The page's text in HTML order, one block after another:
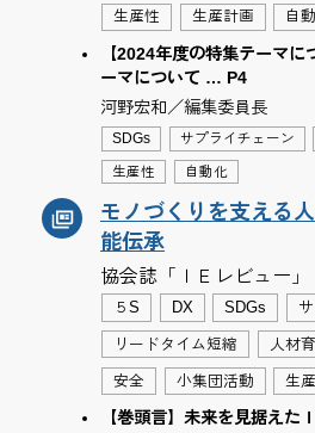
生産性 生産計画 自
【2024年度の特集テーマ
ーマについて … P4
河野宏和／編集委員長
SDGs サプライチェーン
生産性 自動化
モノづくりを支える
能伝承
協会誌「ＩＥレビュー」
５S DX SDGs
リードタイム短縮 人材
安全 小集団活動 生
【巻頭言】未来を見据えた